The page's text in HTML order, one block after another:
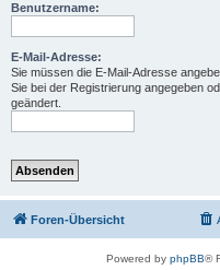
Benutzername:
E-Mail-Adresse:
Sie müssen die E-Mail-Adresse
Sie bei der Registrierung angegeben
geändert.
Foren-Übersicht
Powered by phpBB®